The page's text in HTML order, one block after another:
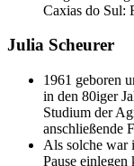
Caxias do Sul:
Julia Scheurer
1961 geboren
in den 80iger
Studium der
anschließende
Als solche war
Pause